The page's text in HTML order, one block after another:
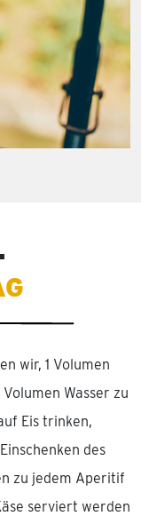
wir, 1 Volumen
Wasser zu
Eis trinken,
des
zu jedem Aperitif
serviert werden